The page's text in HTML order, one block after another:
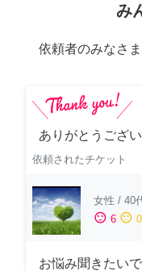
み
依頼者のみなさ
ありがとうござい
依頼されたチケット
女性 / 40
sentiment_satisfied 6 sentiment_neutral 0
お悩み聞きたいで